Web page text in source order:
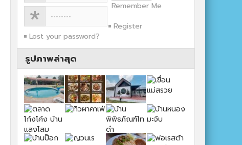
Remember Me
Register
Lost your password?
รูปภาพล่าสุด